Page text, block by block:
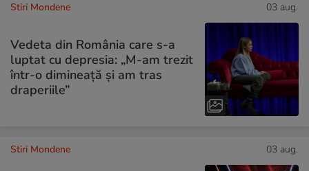
Stiri Mondene 03 aug.
Vedeta din România care s-a
luptat cu depresia: „M-am trezit
într-o dimineață și am tras
draperiile”
Stiri Mondene 03 aug.